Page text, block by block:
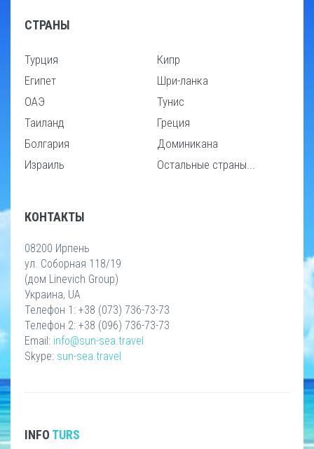
СТРАНЫ
Турция
Египет
ОАЭ
Таиланд
Болгария
Израиль
Кипр
Шри-ланка
Тунис
Греция
Доминикана
Остальные страны...
КОНТАКТЫ
08200 Ирпень
ул. Соборная 118/19
(дом Linevich Group)
Украина, UA
Телефон 1: +38 (073) 736-73-73
Телефон 2: +38 (096) 736-73-73
Email: info@sun-sea.travel
Skype: sun-sea.travel
INFO TURS